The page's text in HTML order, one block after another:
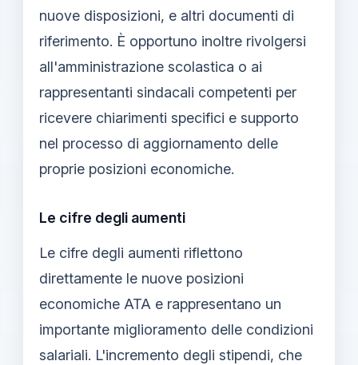
nuove disposizioni, e altri documenti di
riferimento. È opportuno inoltre rivolgersi
all'amministrazione scolastica o ai
rappresentanti sindacali competenti per
ricevere chiarimenti specifici e supporto
nel processo di aggiornamento delle
proprie posizioni economiche.
Le cifre degli aumenti
Le cifre degli aumenti riflettono
direttamente le nuove posizioni
economiche ATA e rappresentano un
importante miglioramento delle condizioni
salariali. L'incremento degli stipendi, che